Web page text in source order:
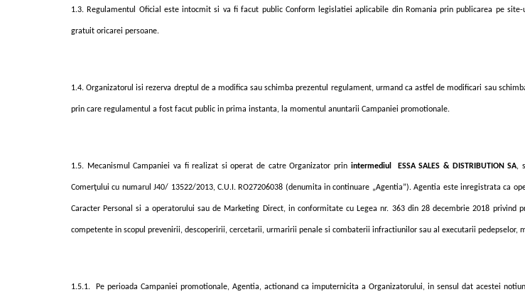
1.3. Regulamentul Oficial este intocmit si va fi facut public Conform legislatiei aplicabile din Romania prin publicarea pe site-
gratuit oricarei persoane.
1.4. Organizatorul isi rezerva dreptul de a modifica sau schimba prezentul regulament, urmand ca astfel de modificari sau
prin care regulamentul a fost facut public in prima instanta, la momentul anuntarii Campaniei promotionale.
1.5. Mecanismul Campaniei va fi realizat si operat de catre Organizator prin intermediul ESSA SALES & DISTRIBUTIONSA,
Comerţului cu numarul J40/ 13522/2013, C.U.I. RO27206038 (denumita incontinuare „Agentia”). Agentia este inregistrata ca
Caracter Personal si a operatorului sau de Marketing Direct, in conformitatecu Legea nr. 363 din 28 decembrie 2018 privind
competente in scopul prevenirii, descoperirii, cercetarii, urmaririi penale si combaterii infractiunilor sau al executarii pedepselor,
1.5.1. Pe perioada Campaniei promotionale, Agentia, actionand ca imputernicita a Organizatorului, in sensul dat acestei